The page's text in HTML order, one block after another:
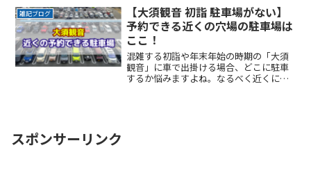
ュアルも明かされました。 ここでは、こ
の鳥のようなキャラクターからストーリ
ーを想像してみたいと思います。
雑記ブログ
【大須観音 初詣 駐車場がない】
予約できる近くの穴場の駐車場は
ここ！
混雑する初詣や年末年始の時期の「大須
観音」に車で出掛ける場合、どこに駐車
するか悩みますよね。なるべく近くに停
スポンサーリンク